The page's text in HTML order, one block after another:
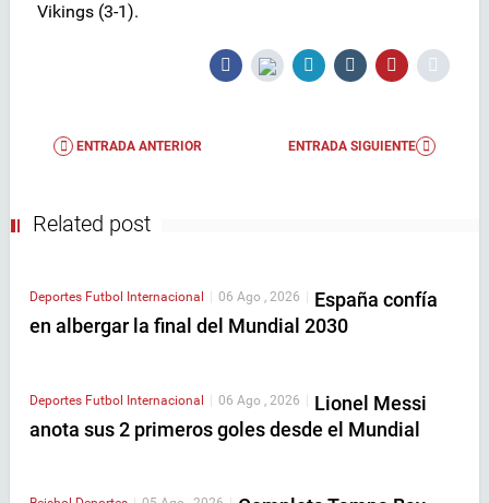
Vikings (3-1).
ENTRADA ANTERIOR ENTRADA SIGUIENTE
Related post
Deportes Futbol Internacional 06 Ago , 2026
España confía
en albergar la final del Mundial 2030
Deportes Futbol Internacional | 06 Ago , 2026 | Lionel Messi
anota sus 2 primeros goles desde el Mundial